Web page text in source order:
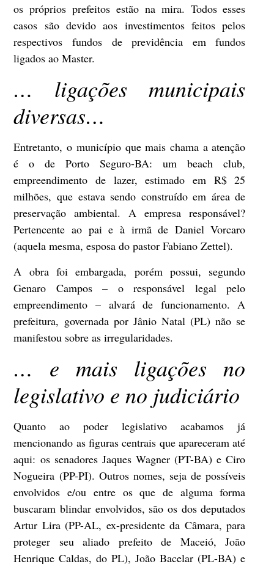
os próprios prefeitos estão na mira. Todos esses
casos são devido aos investimentos feitos pelos
respectivos fundos de previdência em fundos
ligados ao Master.
… ligações municipais
diversas…
Entretanto, o município que mais chama a atenção
é o de Porto Seguro-BA: um beach club,
empreendimento de lazer, estimado em R$ 25
milhões, que estava sendo construído em área de
preservação ambiental. A empresa responsável?
Pertencente ao pai e à irmã de Daniel Vorcaro
(aquela mesma, esposa do pastor Fabiano Zettel).
A obra foi embargada, porém possui, segundo
Genaro Campos – o responsável legal pelo
empreendimento – alvará de funcionamento. A
prefeitura, governada por Jânio Natal (PL) não se
manifestou sobre as irregularidades.
… e mais ligações no
legislativo e no judiciário
Quanto ao poder legislativo acabamos já
mencionando as figuras centrais que apareceram até
aqui: os senadores Jaques Wagner (PT-BA) e Ciro
Nogueira (PP-PI). Outros nomes, seja de possíveis
envolvidos e/ou entre os que de alguma forma
buscaram blindar envolvidos, são os dos deputados
Artur Lira (PP-AL, ex-presidente da Câmara, para
proteger seu aliado prefeito de Maceió, João
Henrique Caldas, do PL), João Bacelar (PL-BA) e